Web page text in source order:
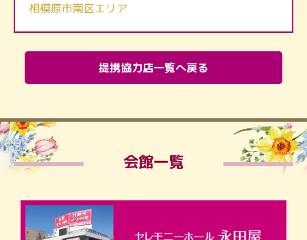
相模原市南区エリア
提携協力店一覧へ戻る
会館一覧